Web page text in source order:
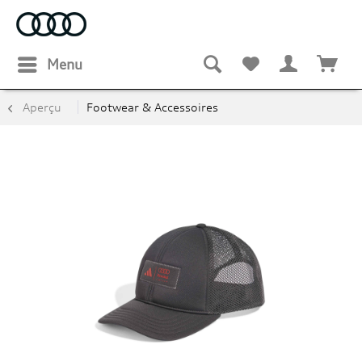
Menu
Aperçu Footwear & Accessoires